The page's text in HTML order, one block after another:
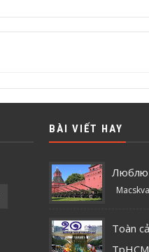
BÀI VIẾT HAY
Люблю
Toàn
TpHCM